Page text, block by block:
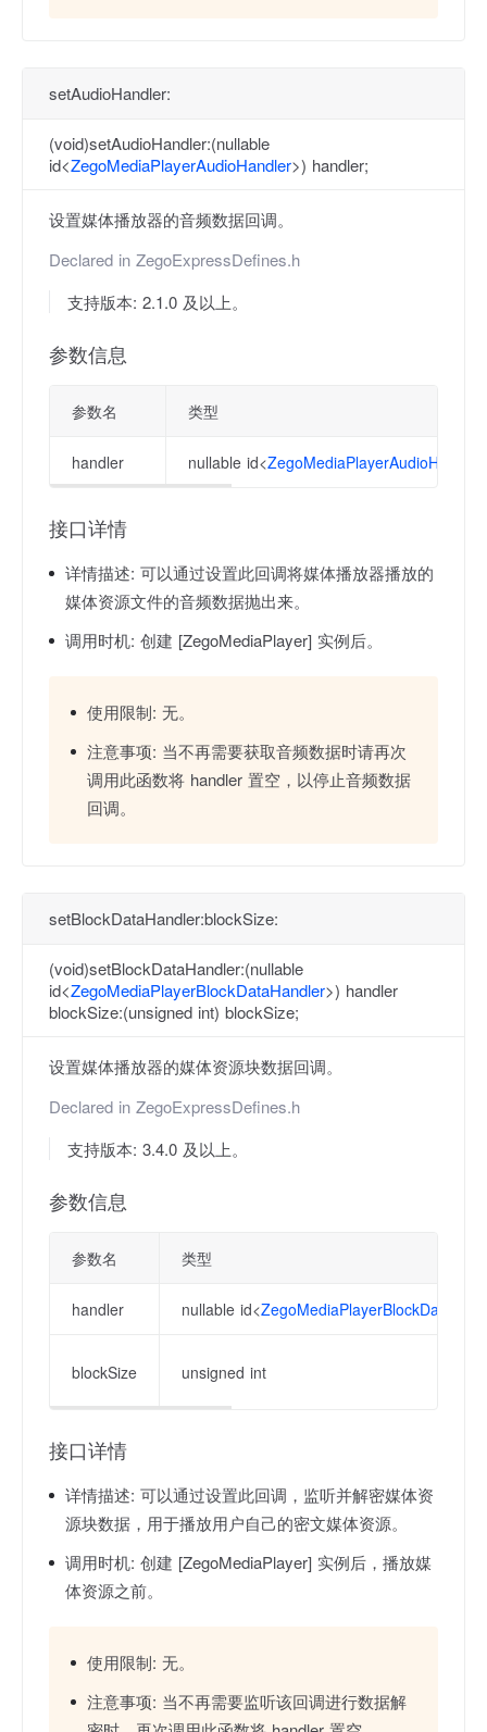
setAudioHandler:
(void)setAudioHandler:(nullable
id<ZegoMediaPlayerAudioHandler>) handler;
设置媒体播放器的音频数据回调。
Declared in ZegoExpressDefines.h
支持版本: 2.1.0 及以上。
参数信息
参数名 类型
handler nullable id<ZegoMediaPlayerAudioHandler
接口详情
详情描述: 可以通过设置此回调将媒体播放器播放的
媒体资源文件的音频数据抛出来。
调用时机: 创建 [ZegoMediaPlayer] 实例后。
使用限制: 无。
注意事项: 当不再需要获取音频数据时请再次
调用此函数将 handler 置空，以停止音频数据
回调。
setBlockDataHandler:blockSize:
(void)setBlockDataHandler:(nullable
id<ZegoMediaPlayerBlockDataHandler>) handler
blockSize:(unsigned int) blockSize;
设置媒体播放器的媒体资源块数据回调。
Declared in ZegoExpressDefines.h
支持版本: 3.4.0 及以上。
参数信息
参数名 类型
handler nullable id<
blockSize unsigned int
接口详情
详情描述: 可以通过设置此回调，监听并解密媒体资
源块数据，用于播放用户自己的密文媒体资源。
调用时机: 创建 [ZegoMediaPlayer] 实例后，播放媒
体资源之前。
使用限制: 无。
注意事项: 当不再需要监听该回调进行数据解